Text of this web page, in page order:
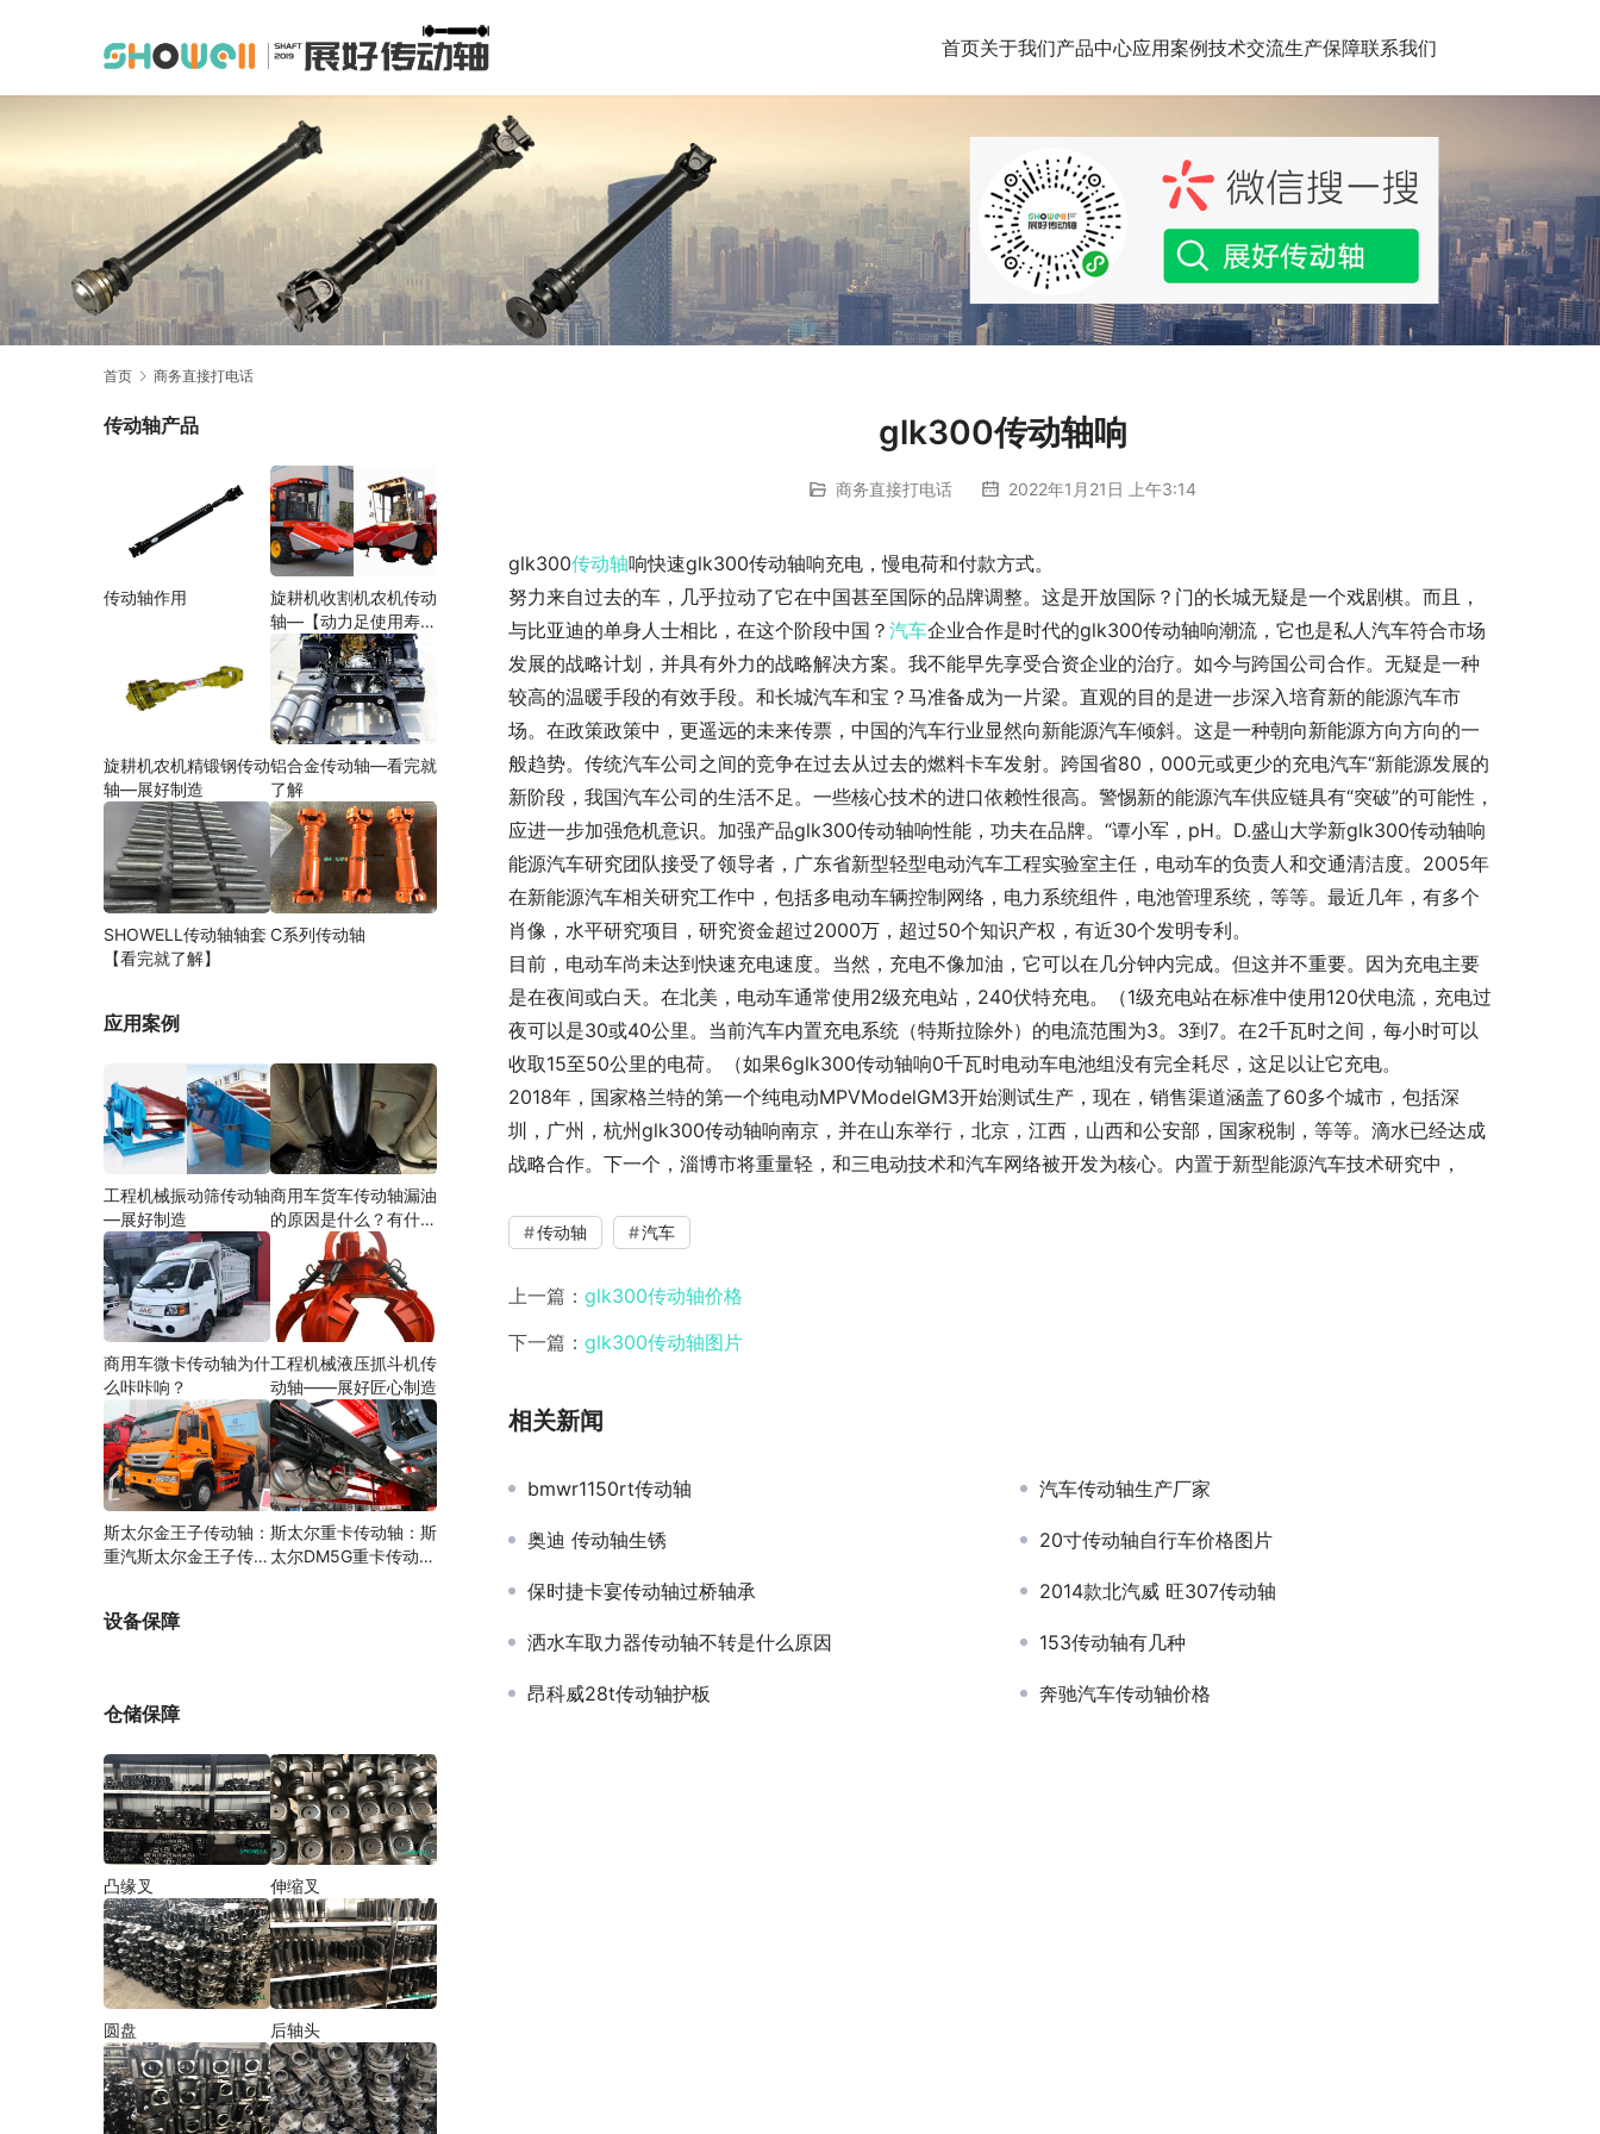
首页关于我们产品中心应用案例技术交流生产保障联系我们
首页 商务直接打电话
glk300传动轴响
商务直接打电话 2022年1月21日 上午3:14
glk300传动轴响快速glk300传动轴响充电，慢电荷和付款方式。
努力来自过去的车，几乎拉动了它在中国甚至国际的品牌调整。这是开放国际？门的长城无疑是一个戏剧棋。而且，
与比亚迪的单身人士相比，在这个阶段中国？ 汽车企业合作是时代的glk300传动轴响潮流，它也是私人汽车符合市场
发展的战略计划，并具有外力的战略解决方案。我不能早先享受合资企业的治疗。如今与跨国公司合作。无疑是一种
较高的温暖手段的有效手段。和长城汽车和宝？马准备成为一片梁。直观的目的是进一步深入培育新的能源汽车市
场。在政策政策中，更遥远的未来传票，中国的汽车行业显然向新能源汽车倾斜。这是一种朝向新能源方向方向的一
般趋势。传统汽车公司之间的竞争在过去从过去的燃料卡车发射。跨国省80，000元或更少的充电汽车“新能源发展的
新阶段，我国汽车公司的生活不足。一些核心技术的进口依赖性很高。警惕新的能源汽车供应链具有“突破”的可能性，
应进一步加强危机意识。加强产品glk300传动轴响性能，功夫在品牌。“谭小军，pH。D.盛山大学新glk300传动轴响
能源汽车研究团队接受了领导者，广东省新型轻型电动汽车工程实验室主任，电动车的负责人和交通清洁度。2005年
在新能源汽车相关研究工作中，包括多电动车辆控制网络，电力系统组件，电池管理系统，等等。最近几年，有多个
肖像，水平研究项目，研究资金超过2000万，超过50个知识产权，有近30个发明专利。
目前，电动车尚未达到快速充电速度。当然，充电不像加油，它可以在几分钟内完成。但这并不重要。因为充电主要
是在夜间或白天。在北美，电动车通常使用2级充电站，240伏特充电。（1级充电站在标准中使用120伏电流，充电过
夜可以是30或40公里。当前汽车内置充电系统（特斯拉除外）的电流范围为3。3到7。在2千瓦时之间，每小时可以
收取15至50公里的电荷。（如果6glk300传动轴响0千瓦时电动车电池组没有完全耗尽，这足以让它充电。
2018年，国家格兰特的第一个纯电动MPVModelGM3开始测试生产，现在，销售渠道涵盖了60多个城市，包括深
圳，广州，杭州glk300传动轴响南京，并在山东举行，北京，江西，山西和公安部，国家税制，等等。滴水已经达成
战略合作。下一个，淄博市将重量轻，和三电动技术和汽车网络被开发为核心。内置于新型能源汽车技术研究中，
传动轴 汽车
上一篇： glk300传动轴价格
下一篇： glk300传动轴图片
相关新闻
bmwr1150rt传动轴 汽车传动轴生产厂家
奥迪 传动轴生锈 20寸传动轴自行车价格图片
保时捷卡宴传动轴过桥轴承 2014款北汽威 旺307传动轴
洒水车取力器传动轴不转是什么原因 153传动轴有几种
昂科威28t传动轴护板 奔驰汽车传动轴价格
传动轴产品
传动轴作用
旋耕机收割机农机传动
轴—【动力足使用寿命
久】
旋耕机农机精锻钢传动
轴—展好制造
铝合金传动轴—看完就
了解
SHOWELL传动轴轴套
【看完就了解】
C系列传动轴
应用案例
工程机械振动筛传动轴
—展好制造
商用车货车传动轴漏油
的原因是什么？有什么
商用车微卡传动轴为什
么咔咔响？
工程机械液压抓斗机传
动轴——展好匠心制造
斯太尔金王子传动轴：
重汽斯太尔金王子传动
斯太尔重卡传动轴：斯
太尔DM5G重卡传动轴
设备保障
仓储保障
凸缘叉 伸缩叉
圆盘 后轴头